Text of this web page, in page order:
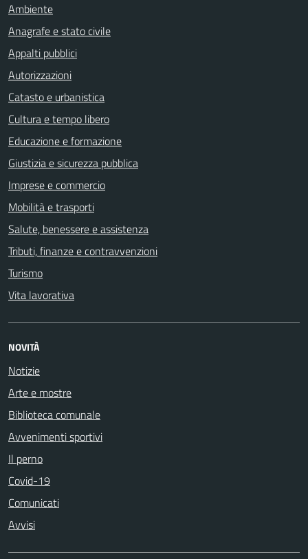
Ambiente
Anagrafe e stato civile
Appalti pubblici
Autorizzazioni
Catasto e urbanistica
Cultura e tempo libero
Educazione e formazione
Giustizia e sicurezza pubblica
Imprese e commercio
Mobilità e trasporti
Salute, benessere e assistenza
Tributi, finanze e contravvenzioni
Turismo
Vita lavorativa
NOVITÀ
Notizie
Arte e mostre
Biblioteca comunale
Avvenimenti sportivi
Il perno
Covid-19
Comunicati
Avvisi